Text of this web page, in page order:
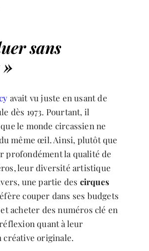
sans
avait vu juste en usant de
dès 1973. Pourtant, il
le monde circassien ne
même œil. Ainsi, plutôt que
profondément la qualité de
leur diversité artistique
une partie des cirques
couper dans ses budgets
acheter des numéros clé en
quant à leur
originale.